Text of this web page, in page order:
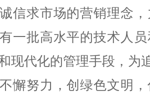
信求市场的营销理念
一批高水平的技术人
现代化的管理手段，为
懈努力，创绿色文明